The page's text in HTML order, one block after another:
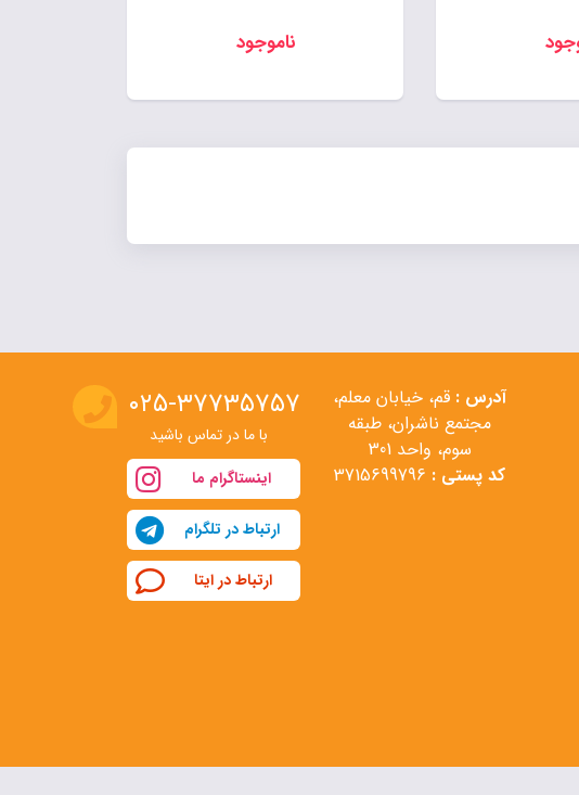
ناموجود
آدرس : قم، خیابان معلم،
مجتمع ناشران، طبقه
سوم، واحد 301
کد پستی :
۰۲۵-۳۷۷۳۵۷۵۷
با ما در تماس باشید
اینستاگرام ما
ارتباط در تلگرام
ارتباط در ایتا